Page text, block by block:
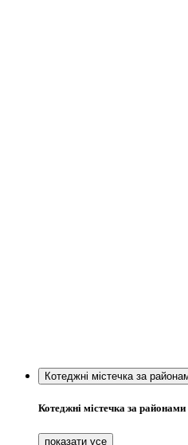
Котеджні містечка за
Котеджні містечка за районами